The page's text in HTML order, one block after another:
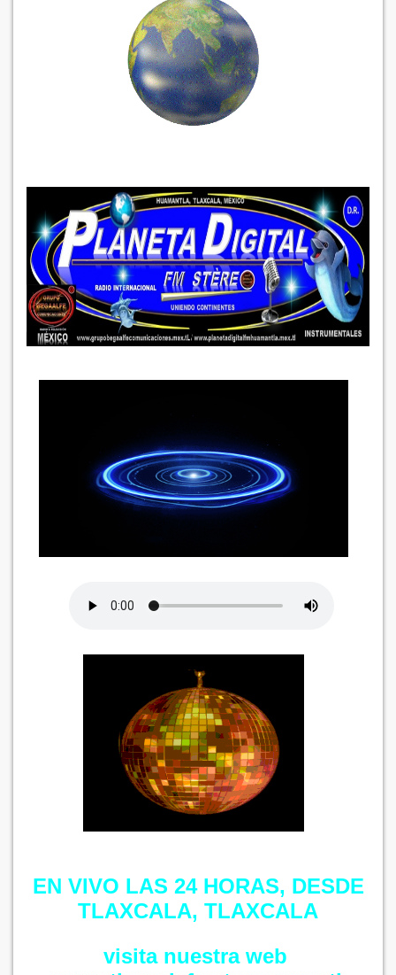
EN VIVO LAS 24 HORAS, DESDE
TLAXCALA, TLAXCALA
visita nuestra web